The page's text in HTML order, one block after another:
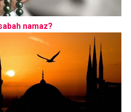
namaz?